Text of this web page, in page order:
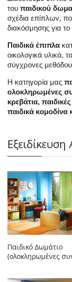
του παιδικού
σχέδια επίπλων,
διακόσμησης για το
Παιδικά έπιπλα
οικολογικά υλικά,
σύγχρονες
Η κατηγορία μας
ολοκληρωμένες
κρεβάτια,
παιδικά κομοδίνα
Παιδικό Δωμάτιο
(ολοκληρωμένες